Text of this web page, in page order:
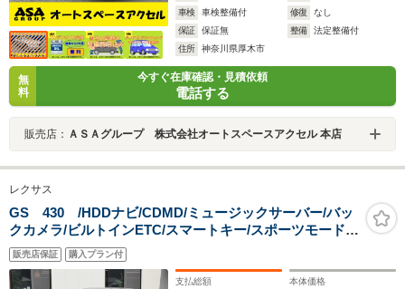
車検
車検整備付 修復
なし
保証
保証無 整備
法定整備付
住所
神奈川県厚木市
無
料
今すぐ在庫確認・見積依頼
電話する
販売店： ＡＳＡグループ 株式会社オートスペースアクセル 本店
レクサス
GS 430 /HDDナビ/CDMD/ミュージックサーバー/バッ
クカメラ/ビルトインETC/スマートキー/スポーツモード付
AT/クルーズコントロール/リア電動サンシェード/純正18
インチアルミ/ウッドコンビハンドル
販売店保証 購入プラン付
支払総額 本体価格